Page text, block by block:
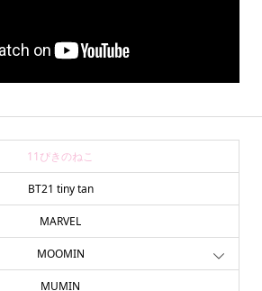
11ぴきのねこ
BT21 tiny tan
MARVEL
MOOMIN